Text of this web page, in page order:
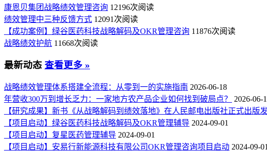
康恩贝集团战略绩效管理咨询 12196次阅读
绩效管理中三种反馈方式 12091次阅读
【成功案例】绿谷医药科技战略解码及OKR管理咨询 11876次阅读
战略绩效护航 11668次阅读
最新动态 查看更多 »
战略绩效管理体系搭建全流程：从零到一的实施指南 2026-06-18
年营收300万到增长乏力：一家地方农产品企业如何找到破局点？
2026-06-
【研究成果】新书《从战略解码到绩效落地》在人民邮电出版社正式出版
【项目启动】绿谷医药科技战略解码及OKR管理辅导 2024-09-01
【项目启动】复星医药管理辅导 2024-09-01
【项目启动】安易行新能源科技有限公司OKR管理咨询项目启动 2024-09-01